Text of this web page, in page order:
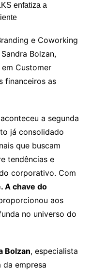
e Coworking
Bolzan,
Customer
financeiros as
a segunda
já consolidado
que buscam
tendências e
corporativo. Com
A chave do
aos
no universo do
Bolzan, especialista
da empresa